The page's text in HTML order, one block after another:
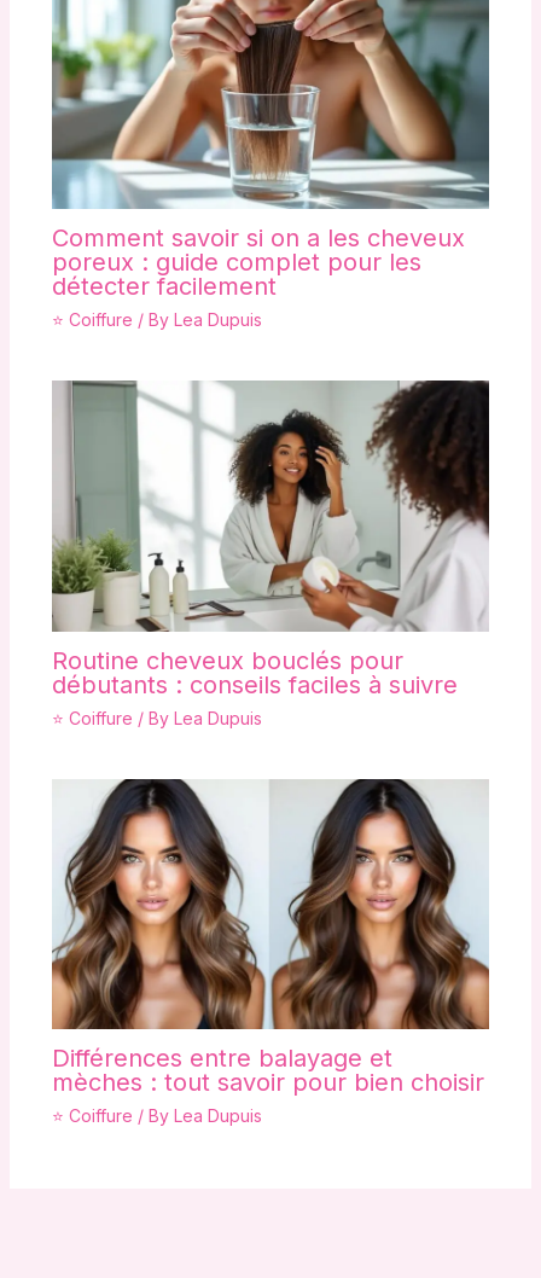
Comment savoir si on a les cheveux
poreux : guide complet pour les
détecter facilement
⭐ Coiffure / By Lea Dupuis
Routine cheveux bouclés pour
débutants : conseils faciles à suivre
⭐ Coiffure / By Lea Dupuis
Différences entre balayage et
mèches : tout savoir pour bien choisir
⭐ Coiffure / By Lea Dupuis